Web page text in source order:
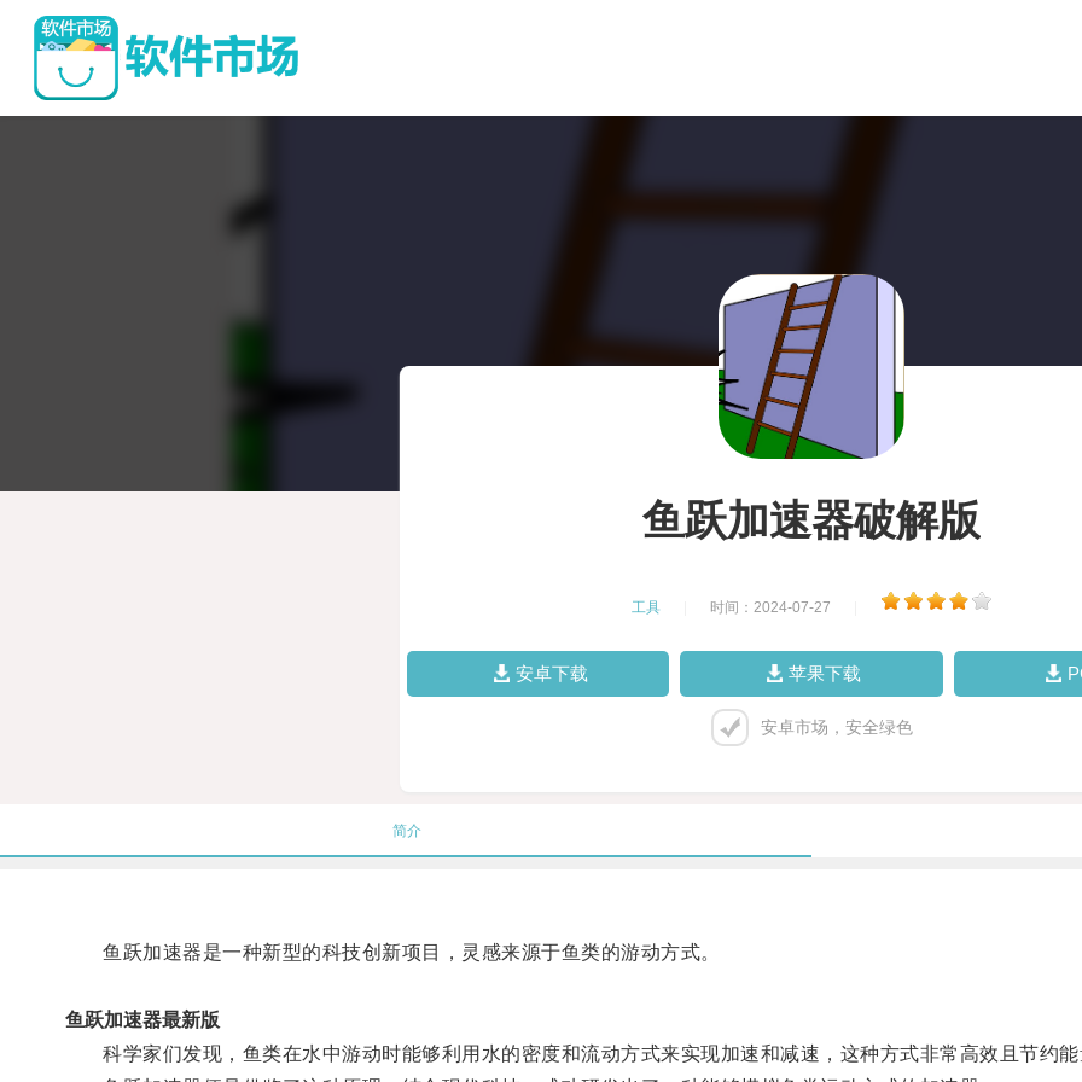
鱼跃加速器破解版
工具 时间：2024-07-27
安卓下载 苹果下载
安卓市场，安全绿色
简介
鱼跃加速器是一种新型的科技创新项目，灵感来源于鱼类的游动方式。
鱼跃加速器最新版
科学家们发现，鱼类在水中游动时能够利用水的密度和流动方式来实现加速和减速，这种方式非常高效且节约能